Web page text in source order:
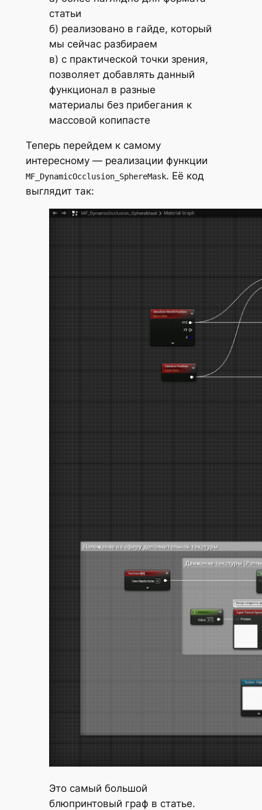
статьи
б) реализовано в гайде, который
мы сейчас разбираем
в) с практической точки зрения,
позволяет добавлять данный
функционал в разные
материалы без прибегания к
массовой копипасте
Теперь перейдем к самому
интересному — реализации функции
MF_DynamicOcclusion_SphereMask. Её код
выглядит так:
Это самый большой
блюпринтовый граф в статье.